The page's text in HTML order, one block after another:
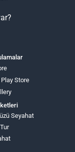
Store
Seyahat